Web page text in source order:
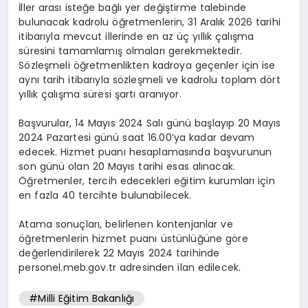
İller arası isteğe bağlı yer değiştirme talebinde
bulunacak kadrolu öğretmenlerin, 31 Aralık 2026 tarihi
itibarıyla mevcut illerinde en az üç yıllık çalışma
süresini tamamlamış olmaları gerekmektedir.
Sözleşmeli öğretmenlikten kadroya geçenler için ise
aynı tarih itibarıyla sözleşmeli ve kadrolu toplam dört
yıllık çalışma süresi şartı aranıyor.
Başvurular, 14 Mayıs 2024 Salı günü başlayıp 20 Mayıs
2024 Pazartesi günü saat 16.00’ya kadar devam
edecek. Hizmet puanı hesaplamasında başvurunun
son günü olan 20 Mayıs tarihi esas alınacak.
Öğretmenler, tercih edecekleri eğitim kurumları için
en fazla 40 tercihte bulunabilecek.
Atama sonuçları, belirlenen kontenjanlar ve
öğretmenlerin hizmet puanı üstünlüğüne göre
değerlendirilerek 22 Mayıs 2024 tarihinde
personel.meb.gov.tr adresinden ilan edilecek.
#Milli Eğitim Bakanlığı